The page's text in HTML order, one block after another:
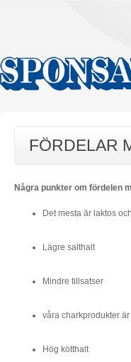
FÖRDELAR
Några punkter om fördelen
Det mesta är laktos
Lägre salthalt
Mindre tillsatser
våra charkprodukter
Hög kötthalt